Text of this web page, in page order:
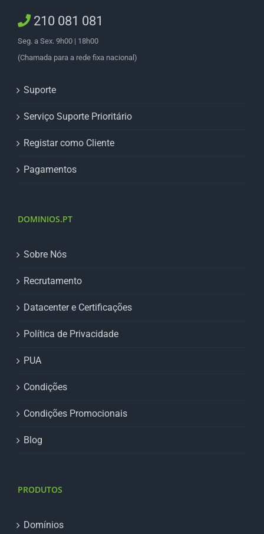
210 081 081
Seg. a Sex. 9h00 | 18h00
(Chamada para a rede fixa nacional)
Suporte
Serviço Suporte Prioritário
Registar como Cliente
Pagamentos
DOMINIOS.PT
Sobre Nós
Recrutamento
Datacenter e Certificações
Política de Privacidade
PUA
Condições
Condições Promocionais
Blog
PRODUTOS
Domínios